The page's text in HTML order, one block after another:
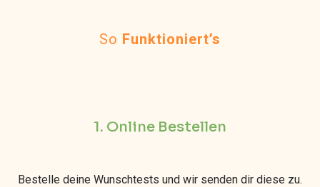
So Funktioniert’s
1. Online Bestellen
Bestelle deine Wunschtests und wir senden dir diese zu.